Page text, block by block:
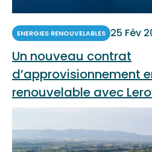
ENERGIES RENOUVELABLES 25 Fév
Un nouveau contrat
d’approvisionnement
renouvelable avec